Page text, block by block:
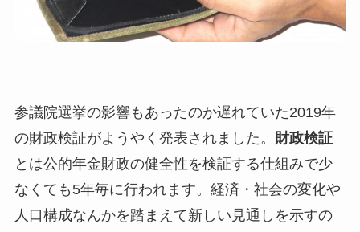
参議院選挙の影響もあったのか遅れていた2019年
の財政検証がようやく発表されました。 財政検証
とは公的年金財政の健全性を検証する仕組みで少
なくても5年毎に行われます。経済・社会の変化や
人口構成なんかを踏まえて新しい見通しを示すの